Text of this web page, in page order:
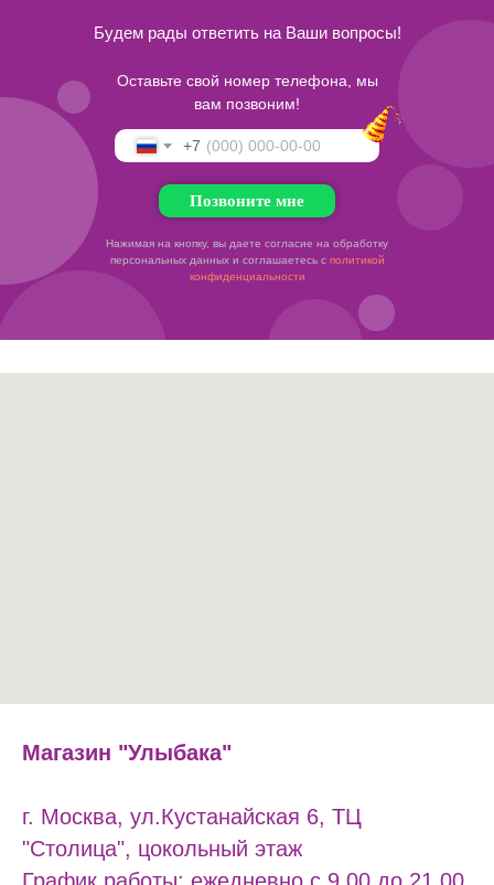
+7
Позвоните мне
Будем рады ответить на Ваши вопросы!
Оставьте свой номер телефона, мы
вам позвоним!
Нажимая на кнопку, вы даете согласие на обработку
персональных данных и соглашаетесь c политикой
конфиденциальности
Магазин "Улыбака"
г. Москва, ул.Кустанайская 6, ТЦ
"Столица", цокольный этаж